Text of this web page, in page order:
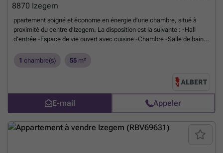
8870 Izegem
ppartement soigné et économe en énergie d’une chambre, situé à
proximité du centre d’Izegem. La disposition est la suivante : -Hall
d’entrée -Espace de vie ouvert avec cuisine -Chambre -Salle de bain -
sous-sol Atouts supplémentaires : -Logement économe en énergie -
supplémentaire Planifiez rapidement votre visite via ### ou
1 chambre(s) 55 m²
E-mail Appeler